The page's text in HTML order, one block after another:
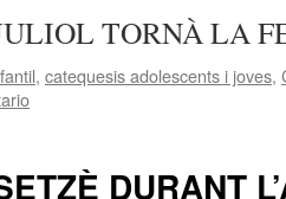
TORNÀ LA
, catequesis adolescents i joves,
DURANT